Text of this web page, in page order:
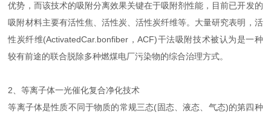
优势，而该技术的吸附分离效果关键在于吸附剂性能，目前已开发的
吸附材料主要有活性焦、活性炭、活性炭纤维等。大量研究表明，活
性炭纤维(ActivatedCar.bonfiber，ACF)干法吸附技术被认为是一种
较有前途的联合脱除多种燃煤电厂污染物的综合治理方式。
2、等离子体一光催化复合净化技术
等离子体是性质不同于物质的常规三态(固态、液态、气态)的第四种